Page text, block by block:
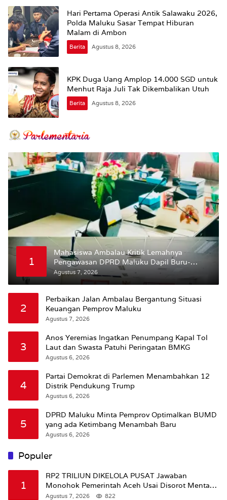
Hari Pertama Operasi Antik Salawaku 2026,
Polda Maluku Sasar Tempat Hiburan
Malam di Ambon
Berita Agustus 8, 2026
KPK Duga Uang Amplop 14.000 SGD untuk
Menhut Raja Juli Tak Dikembalikan Utuh
Berita Agustus 8, 2026
1
Mahasiswa Ambalau Kritik Lemahnya
Pengawasan DPRD Maluku Dapil Buru-
Bursel Terhadap Proses Perubahan Status
Jalan
Agustus 7, 2026
2
Perbaikan Jalan Ambalau Bergantung Situasi
Keuangan Pemprov Maluku
Agustus 7, 2026
3
Anos Yeremias Ingatkan Penumpang Kapal Tol
Laut dan Swasta Patuhi Peringatan BMKG
Agustus 6, 2026
4
Partai Demokrat di Parlemen Menambahkan 12
Distrik Pendukung Trump
Agustus 6, 2026
5
DPRD Maluku Minta Pemprov Optimalkan BUMD
yang ada Ketimbang Menambah Baru
Agustus 6, 2026
Populer
1
RP2 TRILIUN DIKELOLA PUSAT Jawaban
Monohok Pemerintah Aceh Usai Disorot Mentan
Amran Soal Dana Pertanian
Agustus 7, 2026 822